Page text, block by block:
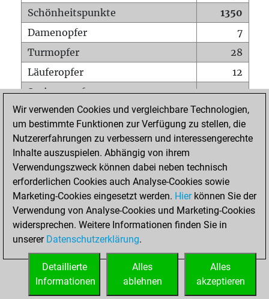
Schönheitspunkte
1350
Damenopfer
7
Turmopfer
28
Läuferopfer
12
Springeropfer
31
Bauernopfer
90
Matt auf vollem Brett
0
Bauer setzt Matt
Erstickte Matts
Unterverwandlungen
0
Türme auf der siebten
4
STARTSEITE
Wir verwenden Cookies und vergleichbare Technologien,
um bestimmte Funktionen zur Verfügung zu stellen, die
Nutzererfahrungen zu verbessern und interessengerechte
Inhalte auszuspielen. Abhängig von ihrem
Verwendungszweck können dabei neben technisch
erforderlichen Cookies auch Analyse-Cookies sowie
Marketing-Cookies eingesetzt werden. Hierkönnen Sie der
Verwendung von Analyse-Cookies und Marketing-Cookies
widersprechen. Weitere Informationen finden Sie in
unserer Datenschutzerklärung.
Alles
akzeptieren
Alles
ablehnen
Detaillierte
Informationen